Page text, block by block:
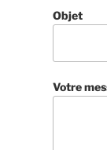
Objet
Votre